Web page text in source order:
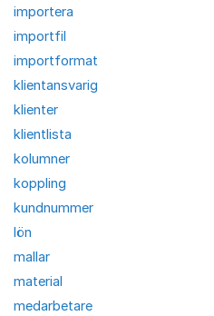
importera
importfil
importformat
klientansvarig
klienter
klientlista
kolumner
koppling
kundnummer
lön
mallar
material
medarbetare